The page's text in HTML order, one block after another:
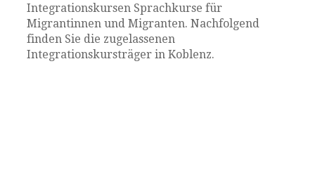
Integrationskursen Sprachkurse für
Migrantinnen und Migranten. Nachfolgend
finden Sie die zugelassenen
Integrationskursträger in Koblenz.